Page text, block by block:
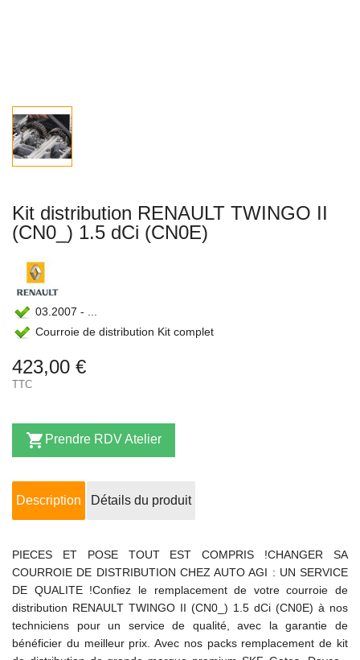
Kit distribution RENAULT TWINGO II
(CN0_) 1.5 dCi (CN0E)
03.2007 - ...
Courroie de distribution Kit complet
423,00 €
TTC
 Prendre RDV Atelier
Description Détails du produit
PIECES ET POSE TOUT EST COMPRIS !CHANGER SA
COURROIE DE DISTRIBUTION CHEZ AUTO AGI : UN SERVICE
DE QUALITE !Confiez le remplacement de votre courroie de
distribution RENAULT TWINGO II (CN0_) 1.5 dCi (CN0E) à nos
techniciens pour un service de qualité, avec la garantie de
bénéficier du meilleur prix. Avec nos packs remplacement de kit